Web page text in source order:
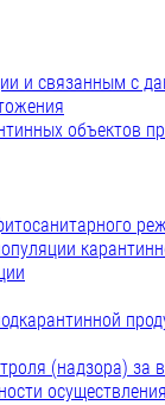
и связанным с
объектов
(надзора)